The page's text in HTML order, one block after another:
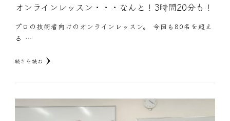
オンラインレッスン・・・なんと！3時間20分も！
プロの技術者向けのオンラインレッスン。 今回も80名を超え
る …
続きを読む